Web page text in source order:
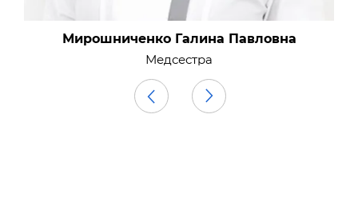
Забугина Анна Кирилловна
Медсестра